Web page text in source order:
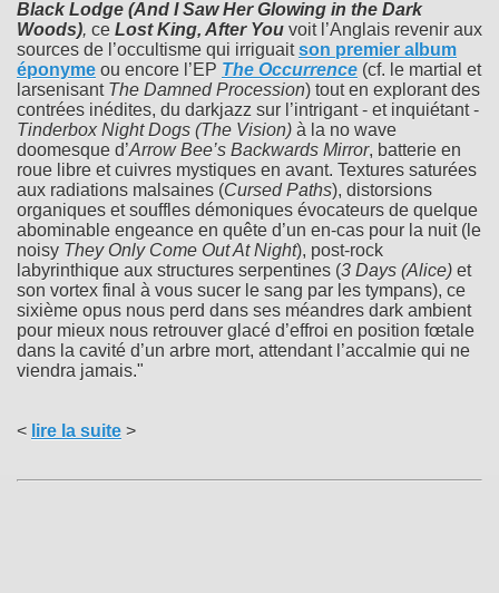
Black Lodge (And I Saw Her Glowing in the Dark
Woods), ce Lost King, After You voit l’Anglais revenir aux
sources de l’occultisme qui irriguaitson premier album
éponyme ou encore l’EP The Occurrence (cf. le martial et
larsenisant The Damned Procession) tout en explorant des
contrées inédites, du darkjazz sur l’intrigant - et inquiétant -
Tinderbox Night Dogs (The Vision) à la no wave
doomesque d’Arrow Bee’s Backwards Mirror, batterie en
roue libre et cuivres mystiques en avant. Textures saturées
aux radiations malsaines (Cursed Paths), distorsions
organiques et souffles démoniques évocateurs de quelque
abominable engeance en quête d’un en-cas pour la nuit (le
noisy They Only Come Out At Night), post-rock
labyrinthique aux structures serpentines (3 Days (Alice) et
son vortex final à vous sucer le sang par les tympans), ce
sixième opus nous perd dans ses méandres dark ambient
pour mieux nous retrouver glacé d’effroi en position fœtale
dans la cavité d’un arbre mort, attendant l’accalmie qui ne
viendra jamais."
< lire la suite >